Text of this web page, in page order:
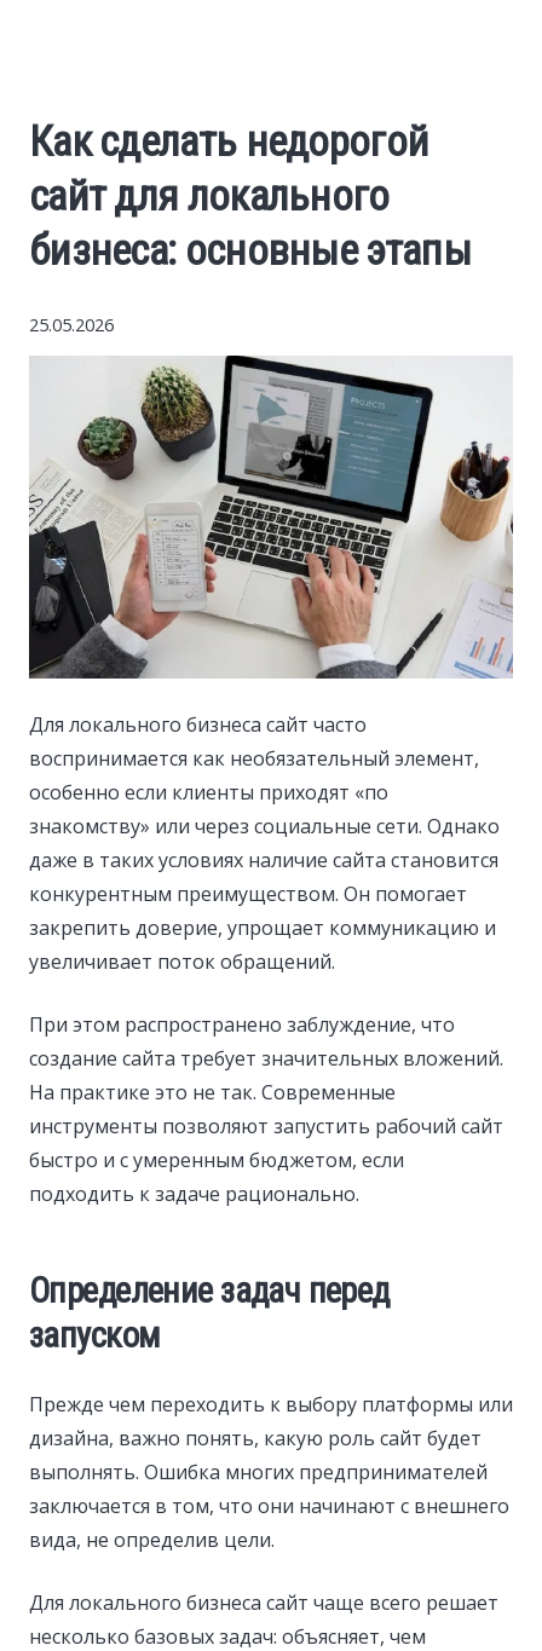
Construction
Style
Tourism
Как сделать недорогой
сайт для локального
бизнеса: основные этапы
25.05.2026
Для локального бизнеса сайт часто
воспринимается как необязательный элемент,
особенно если клиенты приходят «по
знакомству» или через социальные сети. Однако
даже в таких условиях наличие сайта становится
конкурентным преимуществом. Он помогает
закрепить доверие, упрощает коммуникацию и
увеличивает поток обращений.
При этом распространено заблуждение, что
создание сайта требует значительных вложений.
На практике это не так. Современные
инструменты позволяют запустить рабочий сайт
быстро и с умеренным бюджетом, если
подходить к задаче рационально.
Определение задач перед
запуском
Прежде чем переходить к выбору платформы или
дизайна, важно понять, какую роль сайт будет
выполнять. Ошибка многих предпринимателей
заключается в том, что они начинают с внешнего
вида, не определив цели.
Для локального бизнеса сайт чаще всего решает
несколько базовых задач: объясняет, чем